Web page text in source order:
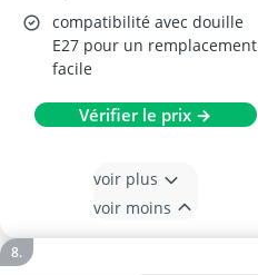
compatibilité avec douille
E27 pour un remplacement
facile
Vérifier le prix →
voir plus
voir moins